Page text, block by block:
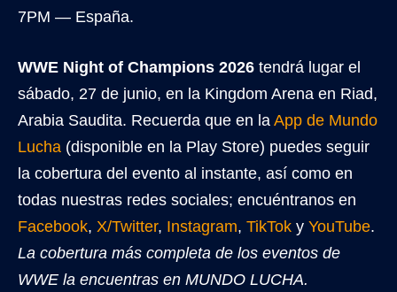
7PM — España.
WWE Night of Champions 2026 tendrá lugar el
sábado, 27 de junio, en la Kingdom Arena en Riad,
Arabia Saudita. Recuerda que en la App de Mundo
Lucha (disponible en la Play Store) puedes seguir
la cobertura del evento al instante, así como en
todas nuestras redes sociales; encuéntranos en
Facebook, X/Twitter, Instagram, TikTok y YouTube.
La cobertura más completa de los eventos de
WWE la encuentras en MUNDO LUCHA.